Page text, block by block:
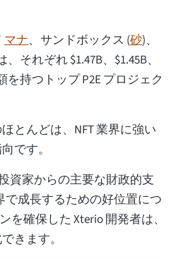
マナ、サンドボックス (砂)、
、それぞれ $1.47B、$1.45B、
を持つトップ P2E プロジェク
とんどは、NFT 業界に強い
です。
資家からの主要な財政的支
で成長するための好位置につ
を確保した Xterio 開発者は、
きます。